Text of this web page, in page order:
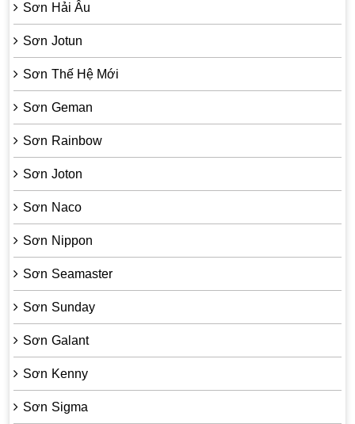
Sơn Hải Âu
Sơn Jotun
Sơn Thế Hệ Mới
Sơn Geman
Sơn Rainbow
Sơn Joton
Sơn Naco
Sơn Nippon
Sơn Seamaster
Sơn Sunday
Sơn Galant
Sơn Kenny
Sơn Sigma